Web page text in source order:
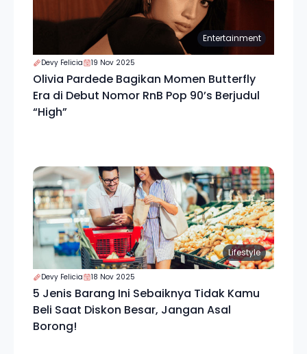
Entertainment
Devy Felicia 19 Nov 2025
Olivia Pardede Bagikan Momen Butterfly
Era di Debut Nomor RnB Pop 90’s Berjudul
“High”
Lifestyle
Devy Felicia 18 Nov 2025
5 Jenis Barang Ini Sebaiknya Tidak Kamu
Beli Saat Diskon Besar, Jangan Asal
Borong!